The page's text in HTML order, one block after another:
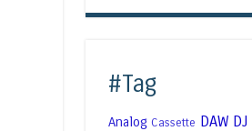
#Tag
Analog Cassette DAW DJ